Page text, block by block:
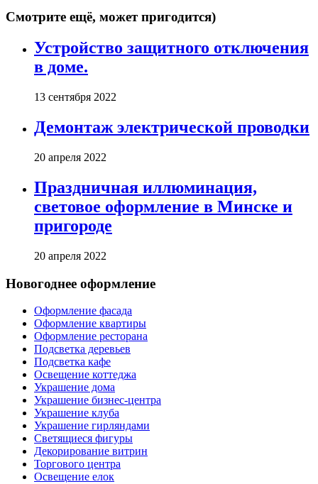
Смотрите ещё, может пригодится)
Устройство защитного отключения
в доме.
13 сентября 2022
Демонтаж электрической проводки
20 апреля 2022
Праздничная иллюминация,
световое оформление в Минске и
пригороде
20 апреля 2022
Новогоднее оформление
Оформление фасада
Оформление квартиры
Оформление ресторана
Подсветка деревьев
Подсветка кафе
Освещение коттеджа
Украшение дома
Украшение бизнес-центра
Украшение клуба
Украшение гирляндами
Светящиеся фигуры
Декорирование витрин
Торгового центра
Освещение елок